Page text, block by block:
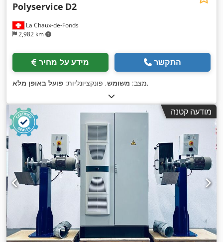
La Chaux-de-Fonds
2,982 km
Polyservice D2
מידע על מחיר התקשר
מצב: משומש, פונקציונליות: פועל באופן מלא ,
מודעה קטנה